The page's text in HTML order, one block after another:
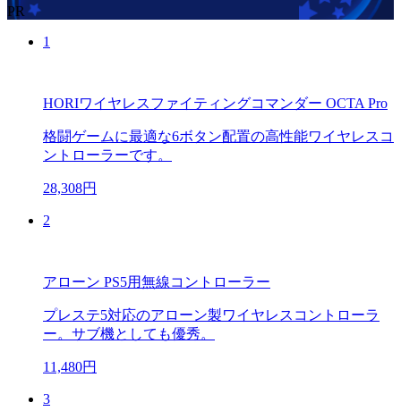
PR
1
HORIワイヤレスファイティングコマンダー OCTA Pro
格闘ゲームに最適な6ボタン配置の高性能ワイヤレスコ
ントローラーです。
28,308円
2
アローン PS5用無線コントローラー
プレステ5対応のアローン製ワイヤレスコントローラ
ー。サブ機としても優秀。
11,480円
3